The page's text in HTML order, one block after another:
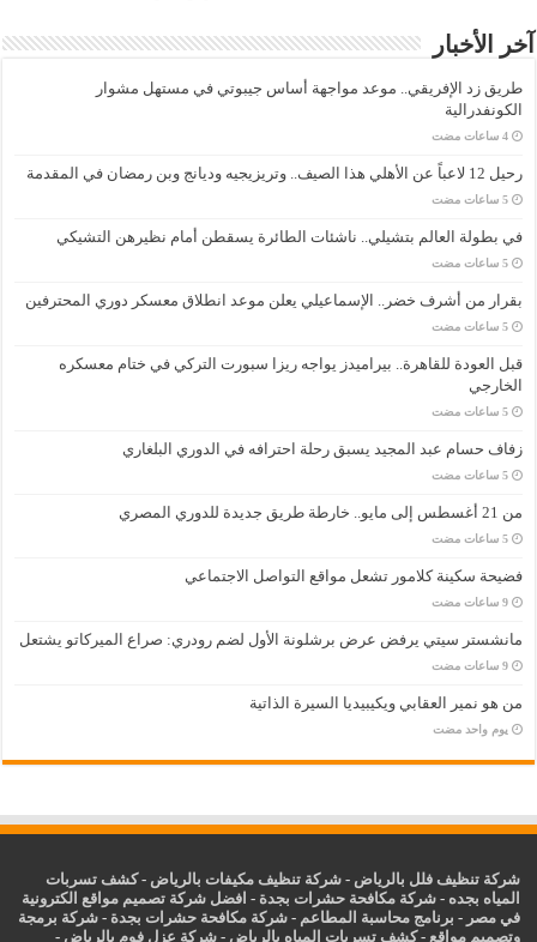
آخر الأخبار
طريق زد الإفريقي.. موعد مواجهة أساس جيبوتي في مستهل مشوار
الكونفدرالية
‏4 ساعات مضت
رحيل 12 لاعباً عن الأهلي هذا الصيف.. وتريزيجيه وديانج وبن رمضان في المقدمة
‏5 ساعات مضت
في بطولة العالم بتشيلي.. ناشئات الطائرة يسقطن أمام نظيرهن التشيكي
‏5 ساعات مضت
بقرار من أشرف خضر.. الإسماعيلي يعلن موعد انطلاق معسكر دوري المحترفين
‏5 ساعات مضت
قبل العودة للقاهرة.. بيراميدز يواجه ريزا سبورت التركي في ختام معسكره
الخارجي
‏5 ساعات مضت
زفاف حسام عبد المجيد يسبق رحلة احترافه في الدوري البلغاري
‏5 ساعات مضت
من 21 أغسطس إلى مايو.. خارطة طريق جديدة للدوري المصري
‏5 ساعات مضت
فضيحة سكينة كلامور تشعل مواقع التواصل الاجتماعي
‏9 ساعات مضت
مانشستر سيتي يرفض عرض برشلونة الأول لضم رودري: صراع الميركاتو يشتعل
‏9 ساعات مضت
من هو نمير العقابي ويكيبيديا السيرة الذاتية
‏يوم واحد مضت
شركة تنظيف فلل بالرياض -شركة تنظيف مكيفات بالرياض -كشف تسربات
المياه بجده -شركة مكافحة حشرات بجدة - افضل شركة تصميم مواقع الكترونية
في مصر - برنامج محاسبة المطاعم -شركة مكافحة حشرات بجدة -شركة برمجة
وتصميم مواقع -كشف تسربات المياه بالرياض -شركة عزل فوم بالرياض -